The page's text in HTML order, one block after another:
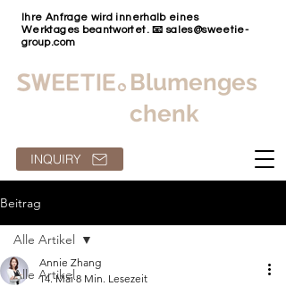
INQUIRY
Blumenges
chenk
Ihre Anfrage wird innerhalb eines
Werktages beantwortet. 📧 sales@sweetie-
group.com
Beitrag
Alle Artikel
Alle Artikel
Annie Zhang
14. Mai 8 Min. Lesezeit